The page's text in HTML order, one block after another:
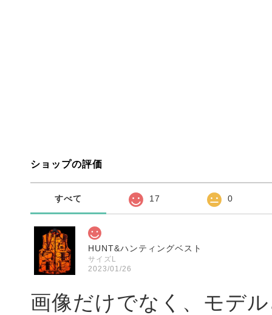
ショップの評価
すべて 17 0
HUNT&ハンティングベスト
サイズL
2023/01/26
画像だけでなく、モデ